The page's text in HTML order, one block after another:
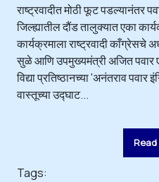
राष्ट्रवादीत मोठी फूट पडल्यानंतर
जिल्ह्यातील दौंड तालुक्यात एका
कार्यक्रमाला राष्ट्रवादी काँग्रेसचे
सुळे आणि उपमुख्यमंत्री अजित पवार
विद्या प्रतिष्ठानच्या 'अनंतराव
वास्तूच्या उद्घाट...
Tags: